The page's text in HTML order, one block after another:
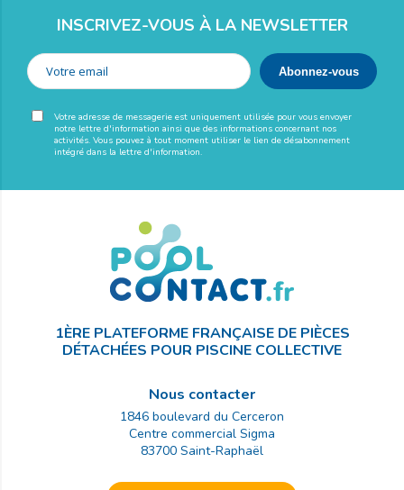
INSCRIVEZ-VOUS À LA NEWSLETTER
Votre adresse de messagerie est uniquement utilisée pour vous envoyer
notre lettre d'information ainsi que des informations concernant nos
activités. Vous pouvez à tout moment utiliser le lien de désabonnement
intégré dans la lettre d'information.
1ÈRE PLATEFORME FRANÇAISE DE PIÈCES
DÉTACHÉES POUR PISCINE COLLECTIVE
Nous contacter
1846 boulevard du Cerceron
Centre commercial Sigma
83700 Saint-Raphaël